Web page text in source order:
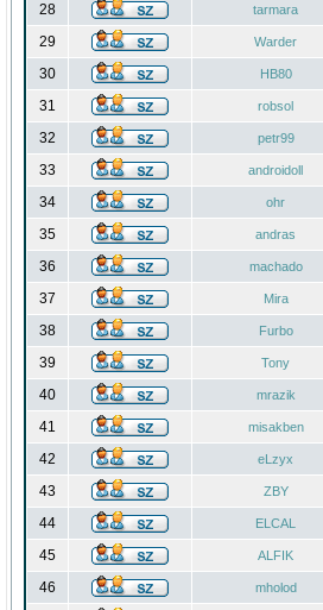
28 tarmara
29 Warder
30 HB80
31 robsol
32 petr99
33 androidoll
34 ohr
35 andras
36 machado
37 Mira
38 Furbo
39 Tony
40 mrazik
41 misakben
42 eLzyx
43 ZBY
44 ELCAL
45 ALFIK
46 mholod